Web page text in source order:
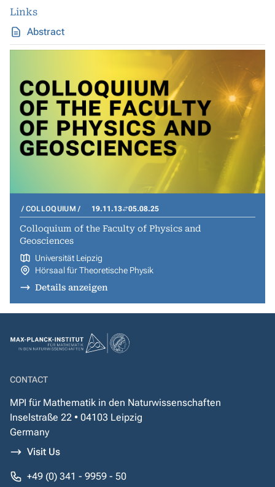
Links
Abstract
COLLOQUIUM 19.11.13 05.08.25
Colloquium of the Faculty of Physics and
Geosciences
Universität Leipzig
Hörsaal für Theoretische Physik
Details anzeigen
CONTACT
MPI für Mathematik in den Naturwissenschaften
Inselstraße 22 • 04103 Leipzig
Germany
Visit Us
+49 (0) 341 - 9959 - 50